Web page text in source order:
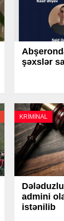
şəxslər
KRİMİNAL
admini
istənilib